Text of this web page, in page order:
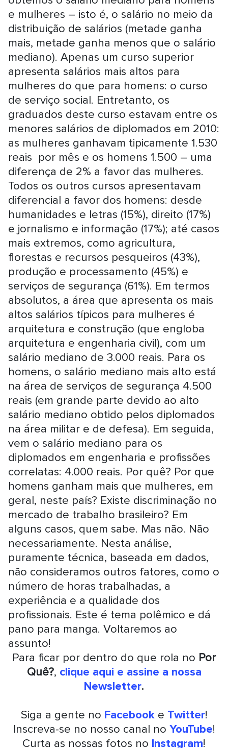
e mulheres – isto é, o salário no meio da
distribuição de salários (metade ganha
mais, metade ganha menos que o salário
mediano). Apenas um curso superior
apresenta salários mais altos para
mulheres do que para homens: o curso
de serviço social. Entretanto, os
graduados deste curso estavam entre os
menores salários de diplomados em 2010:
as mulheres ganhavam tipicamente 1.530
reais por mês e os homens 1.500 – uma
diferença de 2% a favor das mulheres.
Todos os outros cursos apresentavam
diferencial a favor dos homens: desde
humanidades e letras (15%), direito (17%)
e jornalismo e informação (17%); até casos
mais extremos, como agricultura,
florestas e recursos pesqueiros (43%),
produção e processamento (45%) e
serviços de segurança (61%). Em termos
absolutos, a área que apresenta os mais
altos salários típicos para mulheres é
arquitetura e construção (que engloba
arquitetura e engenharia civil), com um
salário mediano de 3.000 reais. Para os
homens, o salário mediano mais alto está
na área de serviços de segurança 4.500
reais (em grande parte devido ao alto
salário mediano obtido pelos diplomados
na área militar e de defesa). Em seguida,
vem o salário mediano para os
diplomados em engenharia e profissões
correlatas: 4.000 reais. Por quê? Por que
homens ganham mais que mulheres, em
geral, neste país? Existe discriminação no
mercado de trabalho brasileiro? Em
alguns casos, quem sabe. Mas não. Não
necessariamente. Nesta análise,
puramente técnica, baseada em dados,
não consideramos outros fatores, como o
número de horas trabalhadas, a
experiência e a qualidade dos
profissionais. Este é tema polêmico e dá
pano para manga. Voltaremos ao
assunto!
Para ficar por dentro do que rola no Por
Quê?, clique aqui e assine a nossa
Newsletter.
Siga a gente no Facebooke Twitter!
Inscreva-se no nosso canal no YouTube!
Curta as nossas fotos no Instagram!